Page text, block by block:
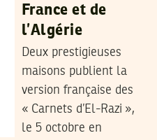
France et de
l’Algérie
Deux prestigieuses
maisons publient la
version française des
« Carnets d’El-Razi »,
le 5 octobre en